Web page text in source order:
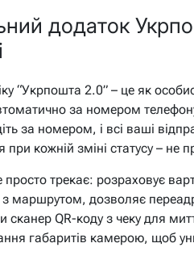
додаток
“Укрпошта 2.0” – це як
за номером
за номером, і всі ваші
при кожній зміні статусу – не
трекає: розраховує
з маршрутом, дозволяє
сканер QR-коду з чеку для
габаритів камерою, щоб